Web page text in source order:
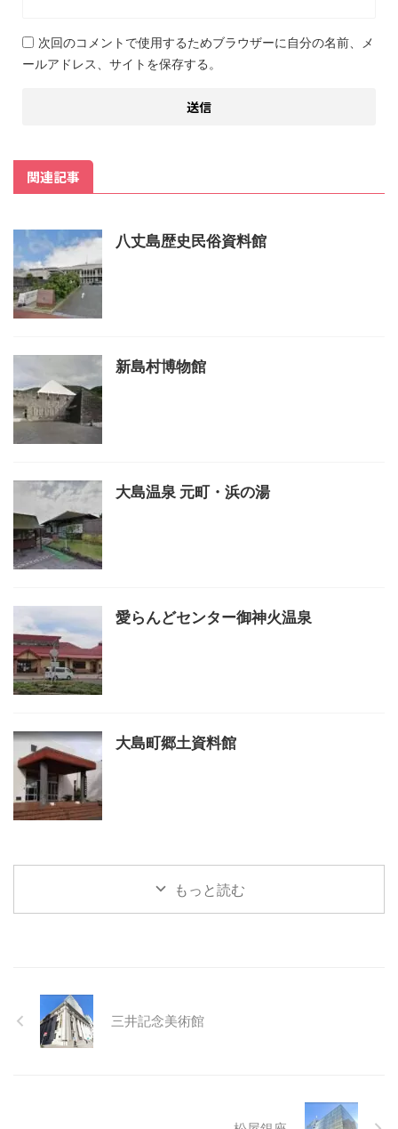
次回のコメントで使用するためブラウザーに自分の名前、メ
ールアドレス、サイトを保存する。
関連記事
八丈島歴史民俗資料館
新島村博物館
大島温泉 元町・浜の湯
愛らんどセンター御神火温泉
大島町郷土資料館
もっと読む
三井記念美術館